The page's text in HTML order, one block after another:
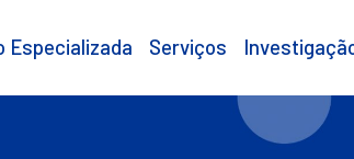
Especializada Serviços